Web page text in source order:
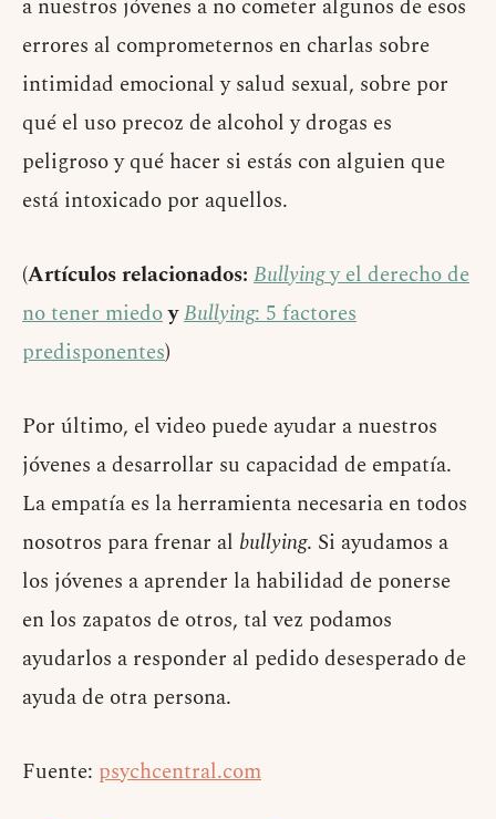
a nuestros jóvenes a no cometer algunos de esos
errores al comprometernos en charlas sobre
intimidad emocional y salud sexual, sobre por
qué el uso precoz de alcohol y drogas es
peligroso y qué hacer si estás con alguien que
está intoxicado por aquellos.
(Artículos relacionados: Bullyingy el derecho de
no tener miedoyBullying: 5 factores
predisponentes)
Por último, el video puede ayudar a nuestros
jóvenes a desarrollar su capacidad de empatía.
La empatía es la herramienta necesaria en todos
nosotros para frenar al bullying. Si ayudamos a
los jóvenes a aprender la habilidad de ponerse
en los zapatos de otros, tal vez podamos
ayudarlos a responder al pedido desesperado de
ayuda de otra persona.
Fuente: psychcentral.com